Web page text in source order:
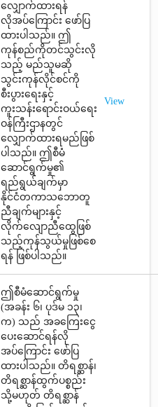
လျှောက်ထားရန်
လိုအပ်ကြောင်း ဖော်ပြ
ထားပါသည်။ ဤ
ကုန်စည်ကိုတင်သွင်းလို
သည့် မည်သူမဆို
သွင်းကုန်လိုင်စင်ကို
စီးပွားရေးနှင့်
ကူးသန်းရောင်းဝယ်ရေး
ဝန်ကြီးဌာနတွင်
လျှောက်ထားရမည်ဖြစ်
ပါသည်။ ဤစီမံ
ဆောင်ရွက်မှု၏
ရည်ရွယ်ချက်မှာ
နိုင်ငံတကာသဘောတူ
ညီချက်များနှင့်
လိုက်လျောညီထွေဖြစ်
သည့်ကုန်သွယ်မှုဖြစ်စေ
ရန် ဖြစ်ပါသည်။
View
ဤစီမံဆောင်ရွက်မှု
(အခန်း ၆၊ ပုဒ်မ ၁၃၊
က) သည် အခကြေးငွေ
ပေးဆောင်ရန်လို
အပ်ကြောင်း ဖော်ပြ
ထားပါသည်။ တိရစ္ဆာန်၊
တိရစ္ဆာန်ထွက်ပစ္စည်း
သို့မဟုတ် တိရစ္ဆာန်